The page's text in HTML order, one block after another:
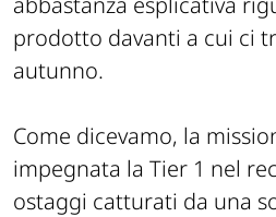
prodotto davanti a cui ci
autunno.
Come dicevamo, la
impegnata la Tier 1 nel
ostaggi catturati da una